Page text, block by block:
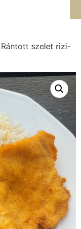
szelet rizi-